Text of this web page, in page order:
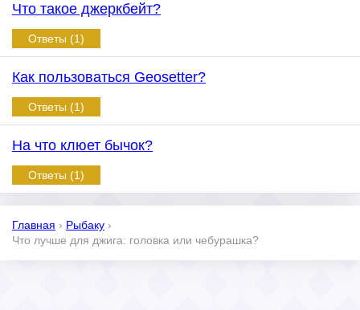
Что такое джеркбейт?
Ответы (1)
Как пользоваться Geosetter?
Ответы (1)
На что клюет бычок?
Ответы (1)
Главная › Рыбаку ›
Что лучше для джига: головка или чебурашка?